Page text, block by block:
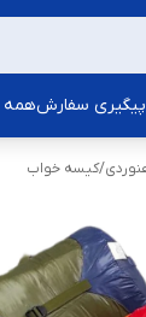
پیگیری سفارشهمه
/کیسه خواب